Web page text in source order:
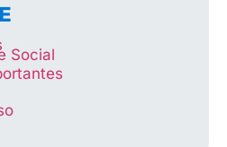
Social